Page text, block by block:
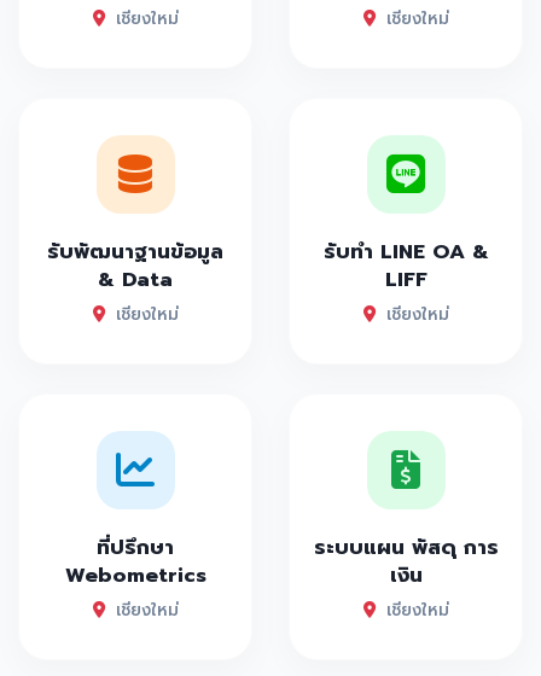
เชียงใหม่ เชียงใหม่
รับพัฒนาฐานข้อมูล
& Data
เชียงใหม่
รับทำ LINE OA &
LIFF
เชียงใหม่
ที่ปรึกษา
Webometrics
เชียงใหม่
ระบบแผน พัสดุ การ
เงิน
เชียงใหม่